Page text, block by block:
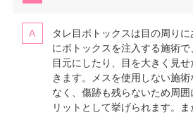
タレ目ボトックスは目の周り
にボトックスを注入する施術
目元にしたり、目を大きく見
きます。メスを使用しない施
なく、傷跡も残らないため周
リットとして挙げられます。